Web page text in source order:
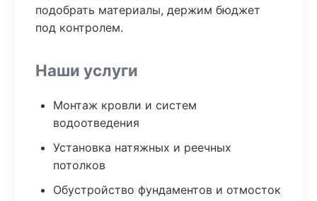
подобрать материалы, держим бюджет
под контролем.
Наши услуги
Монтаж кровли и систем
водоотведения
Установка натяжных и реечных
потолков
Обустройство фундаментов и отмосток